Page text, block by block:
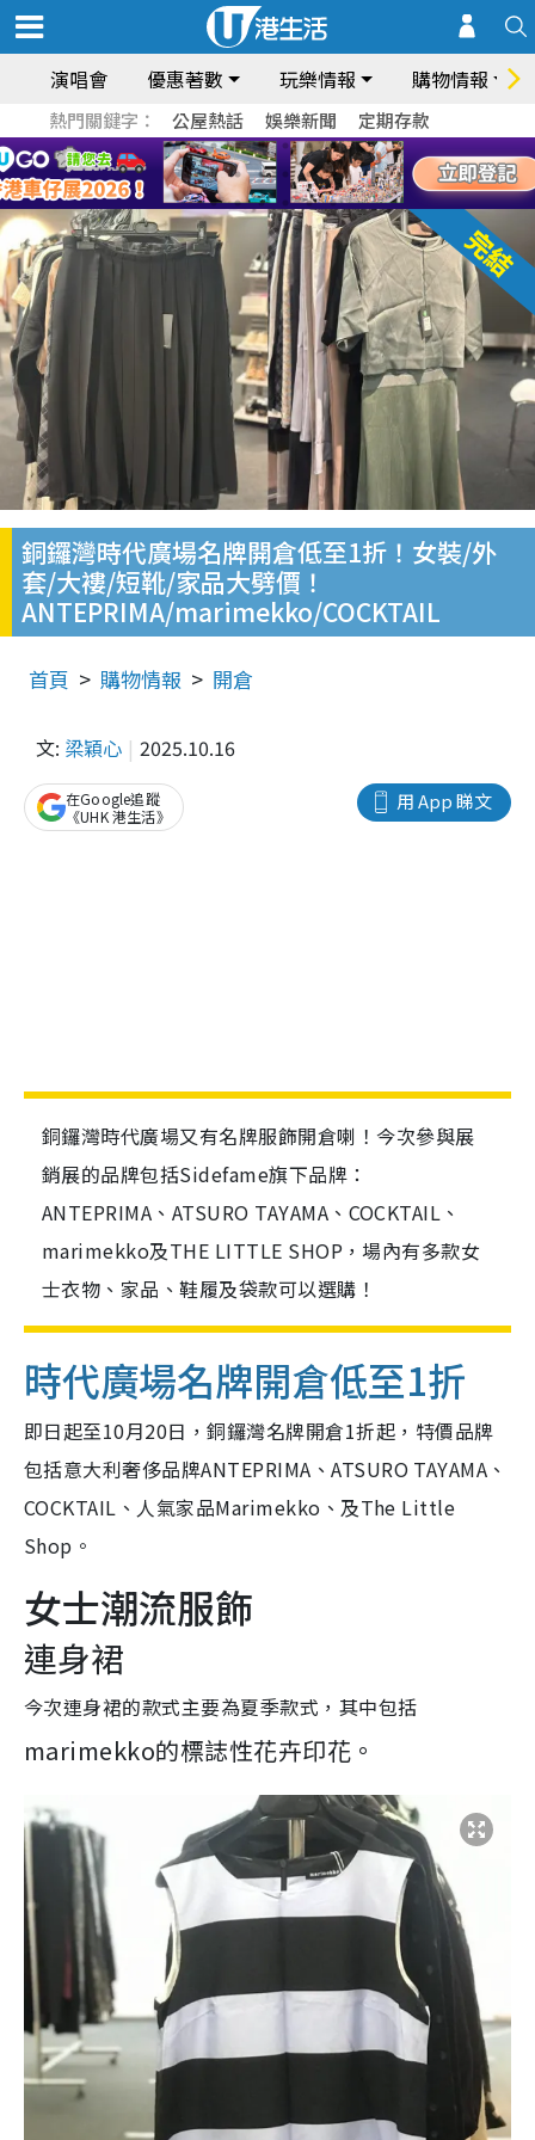
演唱會 優惠著數 玩樂情報 購物情報
熱門關鍵字： 公屋熱話 娛樂新聞 定期存款
銅鑼灣時代廣場名牌開倉低至1折！女裝/外
套/大褸/短靴/家品大劈價！
ANTEPRIMA/marimekko/COCKTAIL
首頁 購物情報 開倉
文: 梁穎心 2025.10.16
用 App 睇文
在Google追蹤
《UHK 港生活》
銅鑼灣時代廣場又有名牌服飾開倉喇！今次參與展
銷展的品牌包括Sidefame旗下品牌：
ANTEPRIMA、ATSURO TAYAMA、COCKTAIL、
marimekko及THE LITTLE SHOP，場內有多款女
士衣物、家品、鞋履及袋款可以選購！
時代廣場名牌開倉低至1折
即日起至10月20日，銅鑼灣名牌開倉1折起，特價品牌
包括意大利奢侈品牌ANTEPRIMA、ATSURO TAYAMA、
COCKTAIL、人氣家品Marimekko、及The Little
Shop。
女士潮流服飾
連身裙
今次連身裙的款式主要為夏季款式，其中包括
marimekko的標誌性花卉印花。